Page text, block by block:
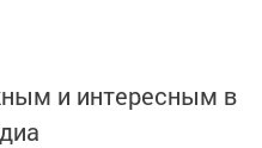
и интересным в